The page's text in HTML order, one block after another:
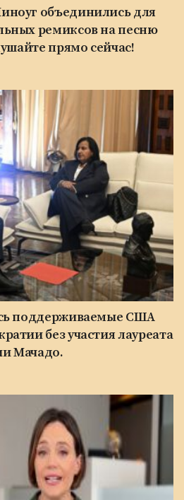
объединились для
ремиксов на песню
прямо сейчас!
поддерживаемые США
без участия лауреата
Мачадо.